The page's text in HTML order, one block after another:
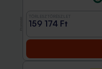
159 174 Ft